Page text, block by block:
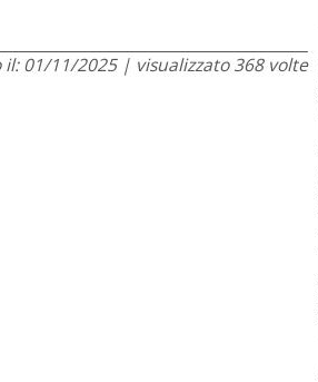
01/11/2025 | visualizzato 368 volte